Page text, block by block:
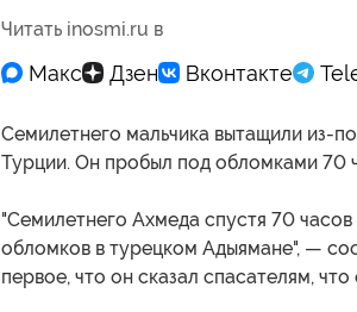
Читать inosmi.ru в
Семилетнего мальчика вытащили из-
Турции. Он пробыл под обломками 70
"Семилетнего Ахмеда спустя 70
обломков в турецком Адыямане", —
первое, что он сказал спасателям,